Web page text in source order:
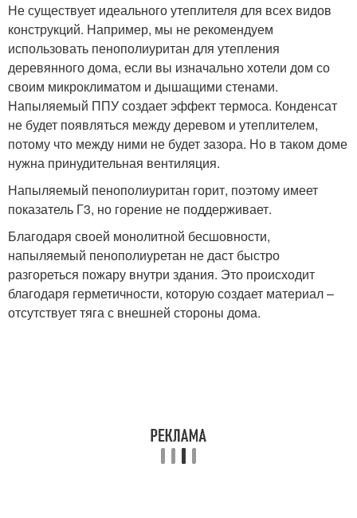
Не существует идеального утеплителя для всех видов
конструкций. Например, мы не рекомендуем
использовать пенополиуритан для утепления
деревянного дома, если вы изначально хотели дом со
своим микроклиматом и дышащими стенами.
Напыляемый ППУ создает эффект термоса. Конденсат
не будет появляться между деревом и утеплителем,
потому что между ними не будет зазора. Но в таком доме
нужна принудительная вентиляция.
Напыляемый пенополиуритан горит, поэтому имеет
показатель Г3, но горение не поддерживает.
Благодаря своей монолитной бесшовности,
напыляемый пенополиуретан не даст быстро
разгореться пожару внутри здания. Это происходит
благодаря герметичности, которую создает материал –
отсутствует тяга с внешней стороны дома.